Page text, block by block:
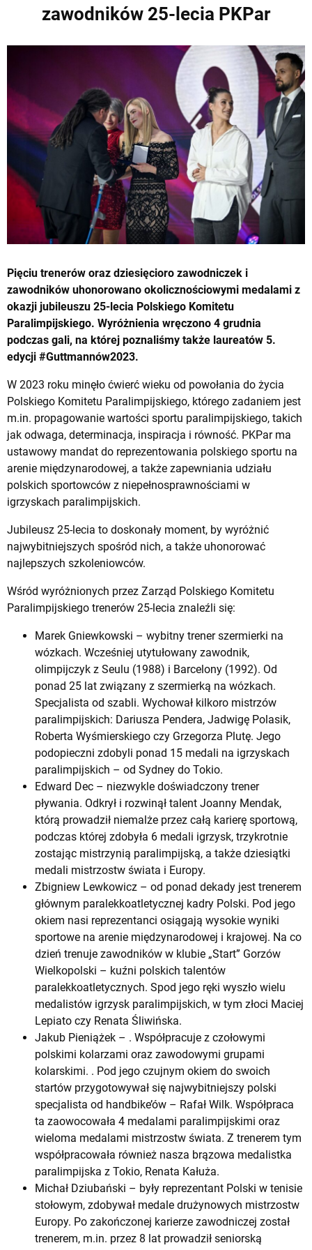
zawodników 25-lecia PKPar
Pięciu trenerów oraz dziesięcioro zawodniczek i
zawodników uhonorowano okolicznościowymi medalami z
okazji jubileuszu 25-lecia Polskiego Komitetu
Paralimpijskiego. Wyróżnienia wręczono 4 grudnia
podczas gali, na której poznaliśmy także laureatów 5.
edycji #Guttmannów2023.
W 2023 roku minęło ćwierć wieku od powołania do życia
Polskiego Komitetu Paralimpijskiego, którego zadaniem jest
m.in. propagowanie wartości sportu paralimpijskiego, takich
jak odwaga, determinacja, inspiracja i równość. PKPar ma
ustawowy mandat do reprezentowania polskiego sportu na
arenie międzynarodowej, a także zapewniania udziału
polskich sportowców z niepełnosprawnościami w
igrzyskach paralimpijskich.
Jubileusz 25-lecia to doskonały moment, by wyróżnić
najwybitniejszych spośród nich, a także uhonorować
najlepszych szkoleniowców.
Wśród wyróżnionych przez Zarząd Polskiego Komitetu
Paralimpijskiego trenerów 25-lecia znaleźli się:
Marek Gniewkowski – wybitny trener szermierki na
wózkach. Wcześniej utytułowany zawodnik,
olimpijczyk z Seulu (1988) i Barcelony (1992). Od
ponad 25 lat związany z szermierką na wózkach.
Specjalista od szabli. Wychował kilkoro mistrzów
paralimpijskich: Dariusza Pendera, Jadwigę Polasik,
Roberta Wyśmierskiego czy Grzegorza Plutę. Jego
podopieczni zdobyli ponad 15 medali na igrzyskach
paralimpijskich – od Sydney do Tokio.
Edward Dec – niezwykle doświadczony trener
pływania. Odkrył i rozwinął talent Joanny Mendak,
którą prowadził niemalże przez całą karierę sportową,
podczas której zdobyła 6 medali igrzysk, trzykrotnie
zostając mistrzynią paralimpijską, a także dziesiątki
medali mistrzostw świata i Europy.
Zbigniew Lewkowicz – od ponad dekady jest trenerem
głównym paralekkoatletycznej kadry Polski. Pod jego
okiem nasi reprezentanci osiągają wysokie wyniki
sportowe na arenie międzynarodowej i krajowej. Na co
dzień trenuje zawodników w klubie „Start” Gorzów
Wielkopolski – kuźni polskich talentów
paralekkoatletycznych. Spod jego ręki wyszło wielu
medalistów igrzysk paralimpijskich, w tym złoci Maciej
Lepiato czy Renata Śliwińska.
Jakub Pieniążek – . Współpracuje z czołowymi
polskimi kolarzami oraz zawodowymi grupami
kolarskimi. . Pod jego czujnym okiem do swoich
startów przygotowywał się najwybitniejszy polski
specjalista od handbike’ów – Rafał Wilk. Współpraca
ta zaowocowała 4 medalami paralimpijskimi oraz
wieloma medalami mistrzostw świata. Z trenerem tym
współpracowała również nasza brązowa medalistka
paralimpijska z Tokio, Renata Kałuża.
Michał Dziubański – były reprezentant Polski w tenisie
stołowym, zdobywał medale drużynowych mistrzostw
Europy. Po zakończonej karierze zawodniczej został
trenerem, m.in. przez 8 lat prowadził seniorską